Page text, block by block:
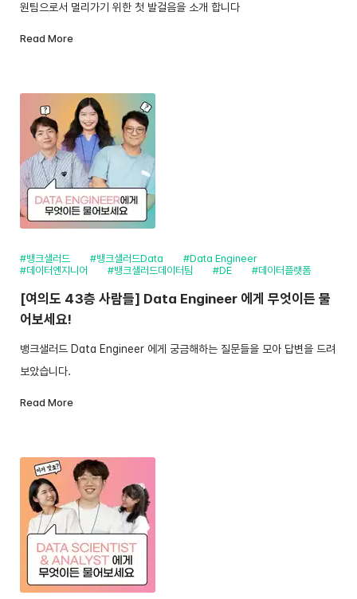
원팀으로서 멀리가기 위한 첫 발걸음을 소개 합니다
Read More
#뱅크샐러드 #뱅크샐러드Data
#Data Engineer
#데이터엔지니어
#뱅크샐러드데이터팀 #DE #데이터플랫폼
[여의도 43층 사람들] Data Engineer 에게 무엇이든 물
어보세요!
뱅크샐러드 Data Engineer 에게 궁금해하는 질문들을 모아 답변을 드려
보았습니다.
Read More